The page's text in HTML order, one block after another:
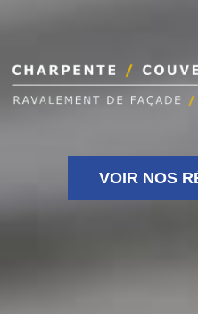
VOIR NOS